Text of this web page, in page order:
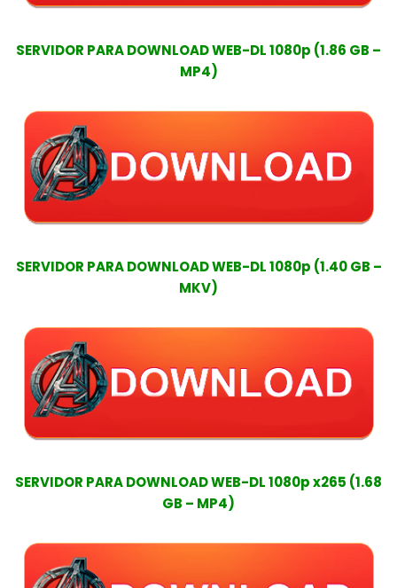
SERVIDOR PARA DOWNLOAD WEB-DL 1080p (1.86 GB –
MP4)
SERVIDOR PARA DOWNLOAD WEB-DL 1080p (1.40 GB –
MKV)
SERVIDOR PARA DOWNLOAD WEB-DL 1080p x265 (1.68
GB – MP4)